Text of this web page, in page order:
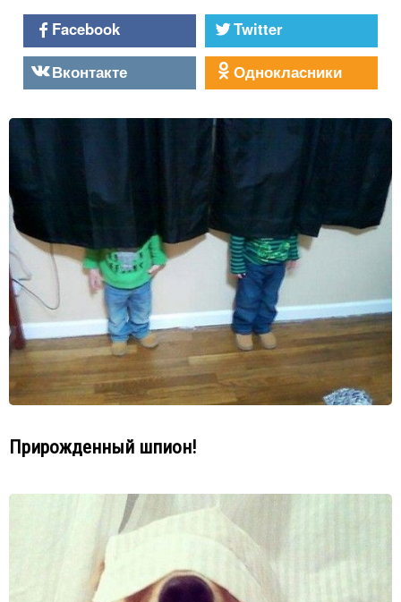
Facebook
Twitter
Вконтакте
Однокласники
Прирожденный шпион!